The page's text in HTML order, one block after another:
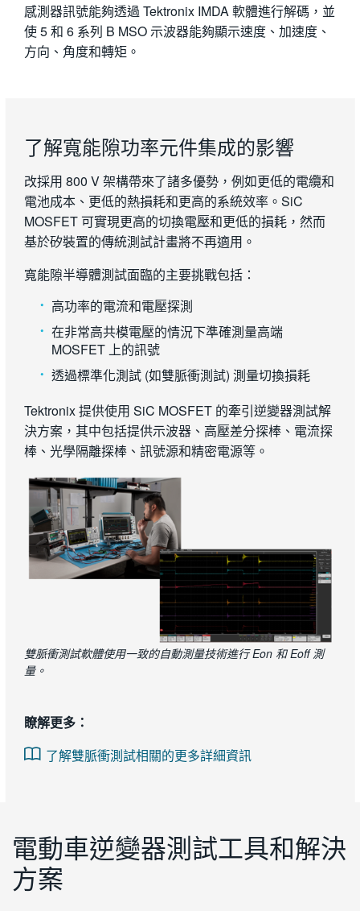
感測器訊號能夠透過 Tektronix IMDA 軟體進行解碼，並
使 5 和 6 系列 B MSO 示波器能夠顯示速度、加速度、
方向、角度和轉矩。
了解寬能隙功率元件集成的影響
改採用 800 V 架構帶來了諸多優勢，例如更低的電纜和
電池成本、更低的熱損耗和更高的系統效率。SiC
MOSFET 可實現更高的切換電壓和更低的損耗，然而
基於矽裝置的傳統測試計畫將不再適用。
寬能隙半導體測試面臨的主要挑戰包括：
高功率的電流和電壓探測
在非常高共模電壓的情況下準確測量高端
MOSFET 上的訊號
透過標準化測試 (如雙脈衝測試) 測量切換損耗
Tektronix 提供使用 SiC MOSFET 的牽引逆變器測試解
決方案，其中包括提供示波器、高壓差分探棒、電流探
棒、光學隔離探棒、訊號源和精密電源等。
雙脈衝測試軟體使用一致的自動測量技術進行 Eon 和 Eoff 測
量。
瞭解更多：
了解雙脈衝測試相關的更多詳細資訊
電動車逆變器測試工具和解決
方案